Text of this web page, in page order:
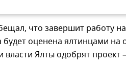
что завершит работу
будет оценена ялтинцами
власти Ялты одобрят проект